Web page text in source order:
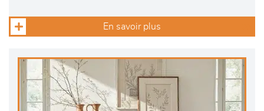
En savoir plus